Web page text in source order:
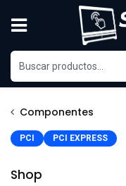
Componentes
PCI PCI EXPRESS
Shop